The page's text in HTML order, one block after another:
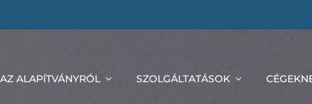
AZ ALAPÍTVÁNYRÓL SZOLGÁLTATÁSOK